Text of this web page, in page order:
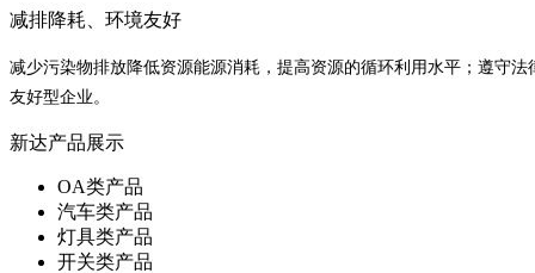
减排降耗、环境友好
减少污染物排放降低资源能源消耗，提高资源的循环利用水平；遵守
友好型企业。
新达产品展示
OA类产品
汽车类产品
灯具类产品
开关类产品